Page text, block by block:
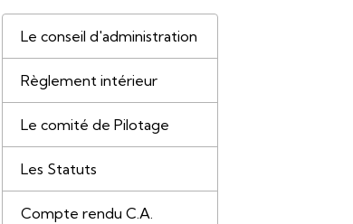
Le conseil d'administration
Règlement intérieur
Le comité de Pilotage
Les Statuts
Compte rendu C.A.